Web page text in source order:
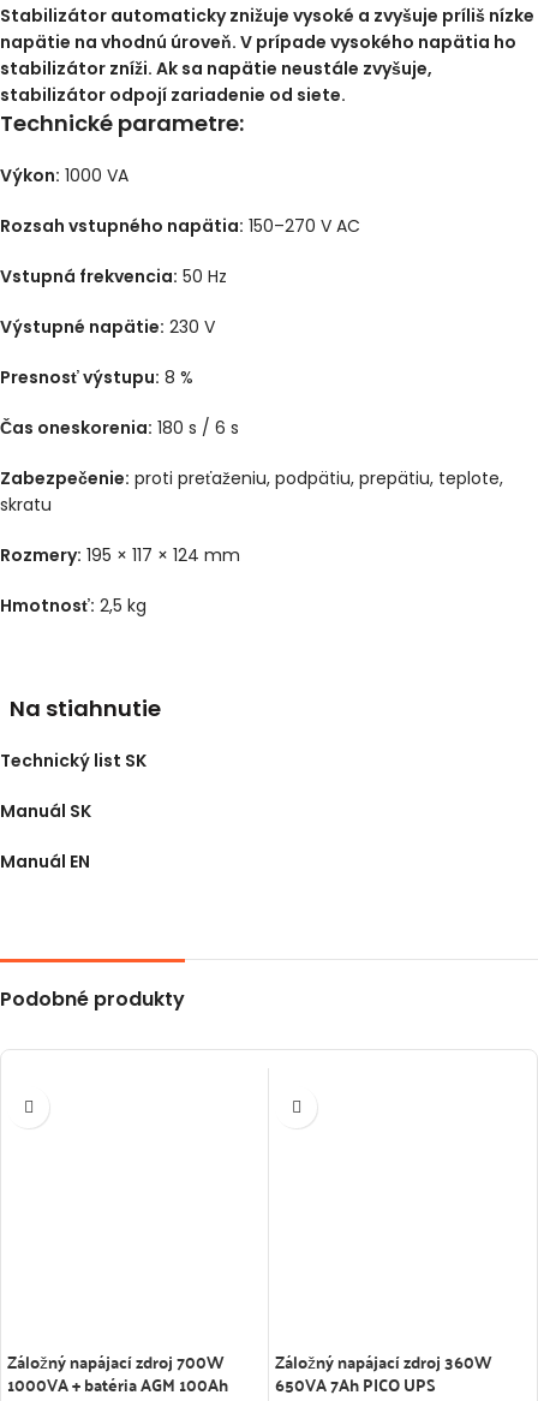
Stabilizátor automaticky znižuje vysoké a zvyšuje príliš nízke
napätie na vhodnú úroveň. V prípade vysokého napätia ho
stabilizátor zníži. Ak sa napätie neustále zvyšuje,
stabilizátor odpojí zariadenie od siete.
Technické parametre:
Výkon: 1000 VA
Rozsah vstupného napätia: 150–270 V AC
Vstupná frekvencia: 50 Hz
Výstupné napätie: 230 V
Presnosť výstupu: 8 %
Čas oneskorenia: 180 s / 6 s
Zabezpečenie: proti preťaženiu, podpätiu, prepätiu, teplote,
skratu
Rozmery: 195 × 117 × 124 mm
Hmotnosť: 2,5 kg
Na stiahnutie
Technický list SK
Manuál SK
Manuál EN
Podobné produkty
Záložný napájací zdroj 700W
1000VA + batéria AGM 100Ah
Záložný napájací zdroj 360W
650VA 7Ah PICO UPS